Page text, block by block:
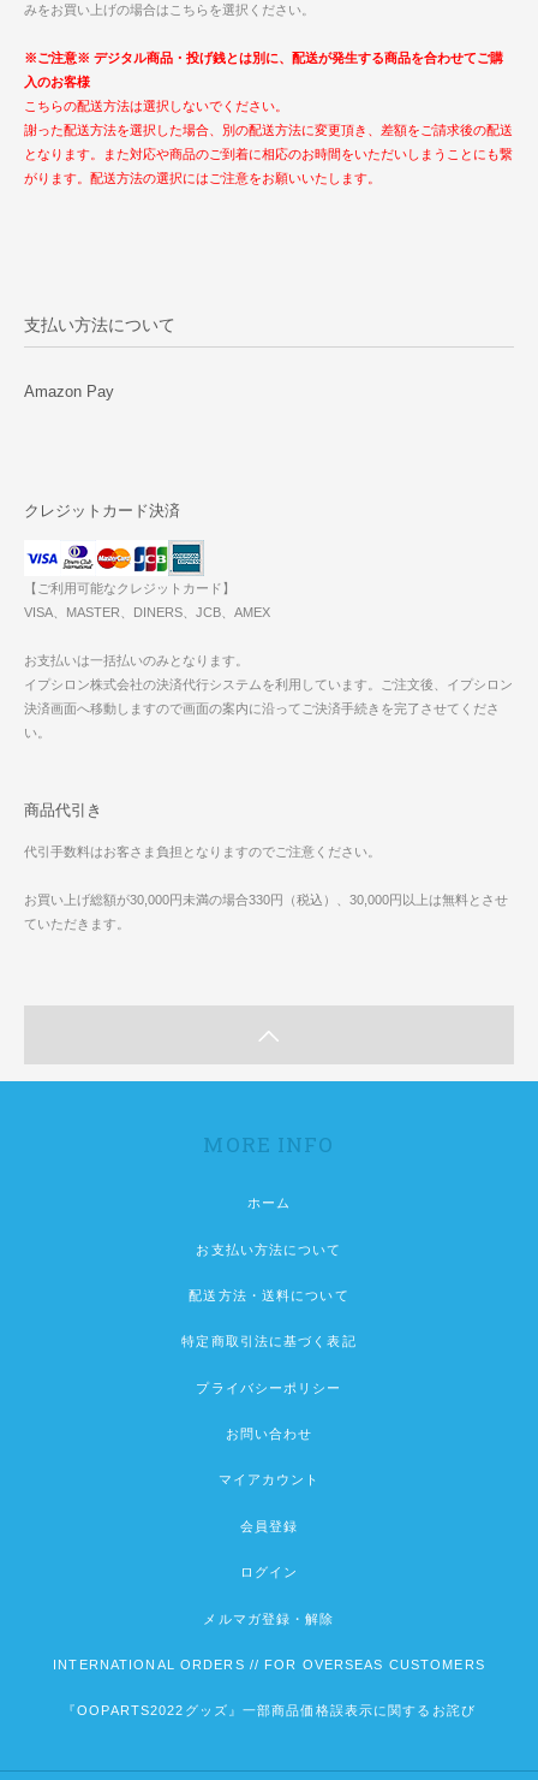
みをお買い上げの場合はこちらを選択ください。
※ご注意※ デジタル商品・投げ銭とは別に、配送が発生する商品を合わせてご購
入のお客様
こちらの配送方法は選択しないでください。
謝った配送方法を選択した場合、別の配送方法に変更頂き、差額をご請求後の配送
となります。また対応や商品のご到着に相応のお時間をいただいしまうことにも繋
がります。配送方法の選択にはご注意をお願いいたします。
支払い方法について
Amazon Pay
クレジットカード決済
【ご利用可能なクレジットカード】
VISA、MASTER、DINERS、JCB、AMEX
お支払いは一括払いのみとなります。
イプシロン株式会社の決済代行システムを利用しています。ご注文後、イプシロン
決済画面へ移動しますので画面の案内に沿ってご決済手続きを完了させてくださ
い。
商品代引き
代引手数料はお客さま負担となりますのでご注意ください。
お買い上げ総額が30,000円未満の場合330円（税込）、30,000円以上は無料とさせ
ていただきます。
MORE INFO
ホーム
お支払い方法について
配送方法・送料について
特定商取引法に基づく表記
プライバシーポリシー
お問い合わせ
マイアカウント
会員登録
ログイン
メルマガ登録・解除
INTERNATIONAL ORDERS // FOR OVERSEAS CUSTOMERS
『OOPARTS2022グッズ』一部商品価格誤表示に関するお詫び